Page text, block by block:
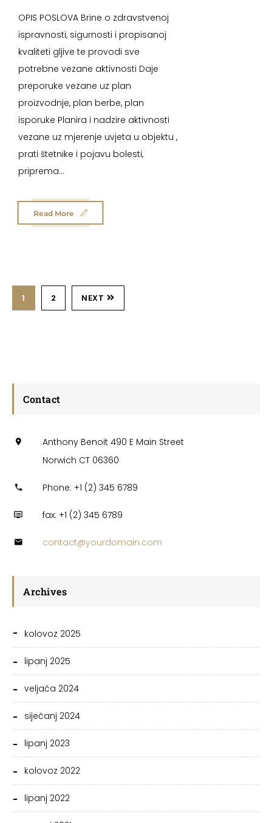
OPIS POSLOVA Brine o zdravstvenoj
ispravnosti, sigurnosti i propisanoj
kvaliteti gljive te provodi sve
potrebne vezane aktivnosti Daje
preporuke vezane uz plan
proizvodnje, plan berbe, plan
isporuke Planira i nadzire aktivnosti
vezane uz mjerenje uvjeta u objektu ,
prati štetnike i pojavu bolesti,
priprema...
Read More
1 2 NEXT
Contact
Anthony Benoit 490 E Main Street
Norwich CT 06360
Phone: +1 (2) 345 6789
fax: +1 (2) 345 6789
contact@yourdomain.com
Archives
kolovoz 2025
lipanj 2025
veljača 2024
siječanj 2024
lipanj 2023
kolovoz 2022
lipanj 2022